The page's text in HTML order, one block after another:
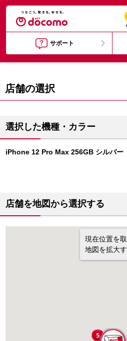
サポート
店舗の選択
選択した機種・カラー
iPhone 12 Pro Max 256GB シルバー
店舗を地図から選択する
現在位置を
地図を拡大